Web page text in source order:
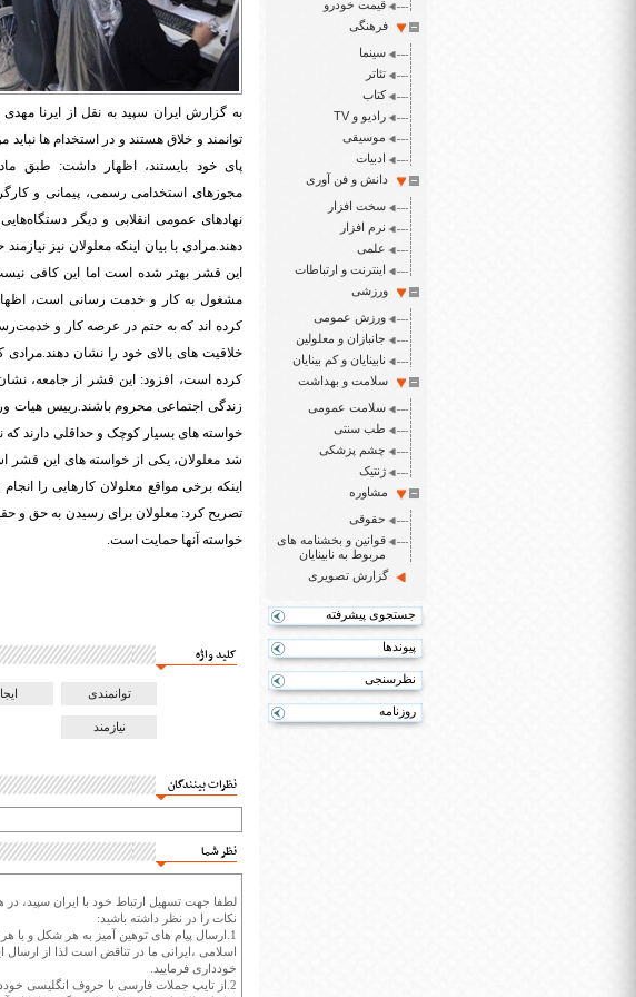
قیمت خودرو
فرهنگی
سینما
تئاتر
کتاب
رادیو و TV
موسیقی
ادبیات
دانش و فن آوری
سخت افزار
نرم افزار
علمی
اینترنت و ارتباطات
ورزشی
ورزش عمومی
جانبازان و معلولین
نابینایان و کم بینایان
سلامت و بهداشت
سلامت عمومی
طب سنتی
چشم پزشکی
ژنتیک
مشاوره
حقوقی
قوانین و بخشنامه های
مربوط به نابینایان
گزارش تصویری
جستجوی پیشرفته
پیوندها
نظرسنجی
روزنامه
به گزارش ایران سپید به نقل از ایرنا
توانمند و خلاق هستند و در استخدام ها نباید
مجوزهای استخدامی رسمی، پیمانی و
نهادهای عمومی انقلابی و دیگر
دهند.مرادی با بیان اینکه معلولان نیز
این قشر بهتر شده است اما این کافی نیست
مشغول به کار و خدمت رسانی است،
کرده‌ اند که به حتم در عرصه کار و
خلاقیت های بالای خود را نشان
کرده است، افزود: این قشر از جامعه،
زندگی اجتماعی محروم باشند.رییس هیات
خواسته های بسیار کوچک و حداقلی دارند
شد معلولان، یکی از خواسته های این قشر
اینکه برخی مواقع معلولان کارهایی را
تصریح کرد: معلولان برای رسیدن به حق و
خواسته آنها حمایت است.
کلید واژه
توانمندی
نیازمند
نظرات بینندگان
نظر شما
لطفا جهت تسهیل ارتباط خود با ایران سپید، در
نکات را در نظر داشته باشید:
1.ارسال پیام های توهین آمیز به هر شکل و با
اسلامی ،ایرانی ما در تناقض است لذا از ارسال
خودداری فرمایید.
2.از تایپ جملات فارسی با حروف انگلیسی خودداری کنید.